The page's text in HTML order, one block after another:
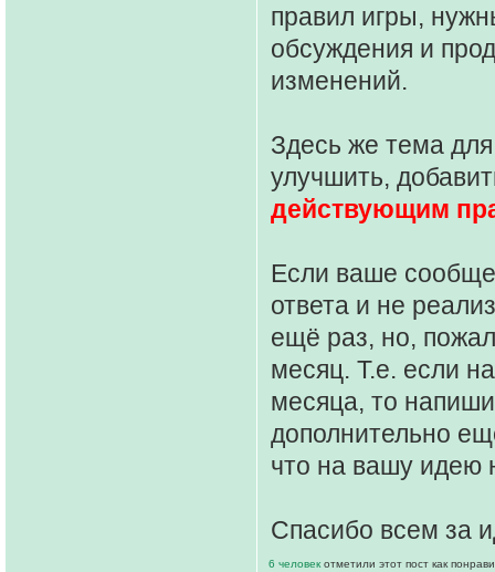
правил игры,
обсуждения и
изменений.
Здесь же тема
улучшить,
действующим
Если ваше
ответа и не
ещё раз, но,
месяц. Т.е. если
месяца, то
дополнительно
что на вашу идею
Спасибо всем за
6 человек отметили этот пост как